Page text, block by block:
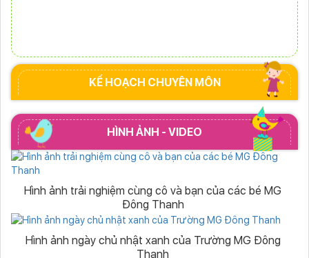
KẾ HOẠCH CHUYÊN MÔN
HÌNH ẢNH - VIDEO
Hình ảnh trải nghiệm cùng cô và bạn của các bé MG
Đông Thanh
Hình ảnh ngày chủ nhật xanh của Trường MG Đông
Thanh